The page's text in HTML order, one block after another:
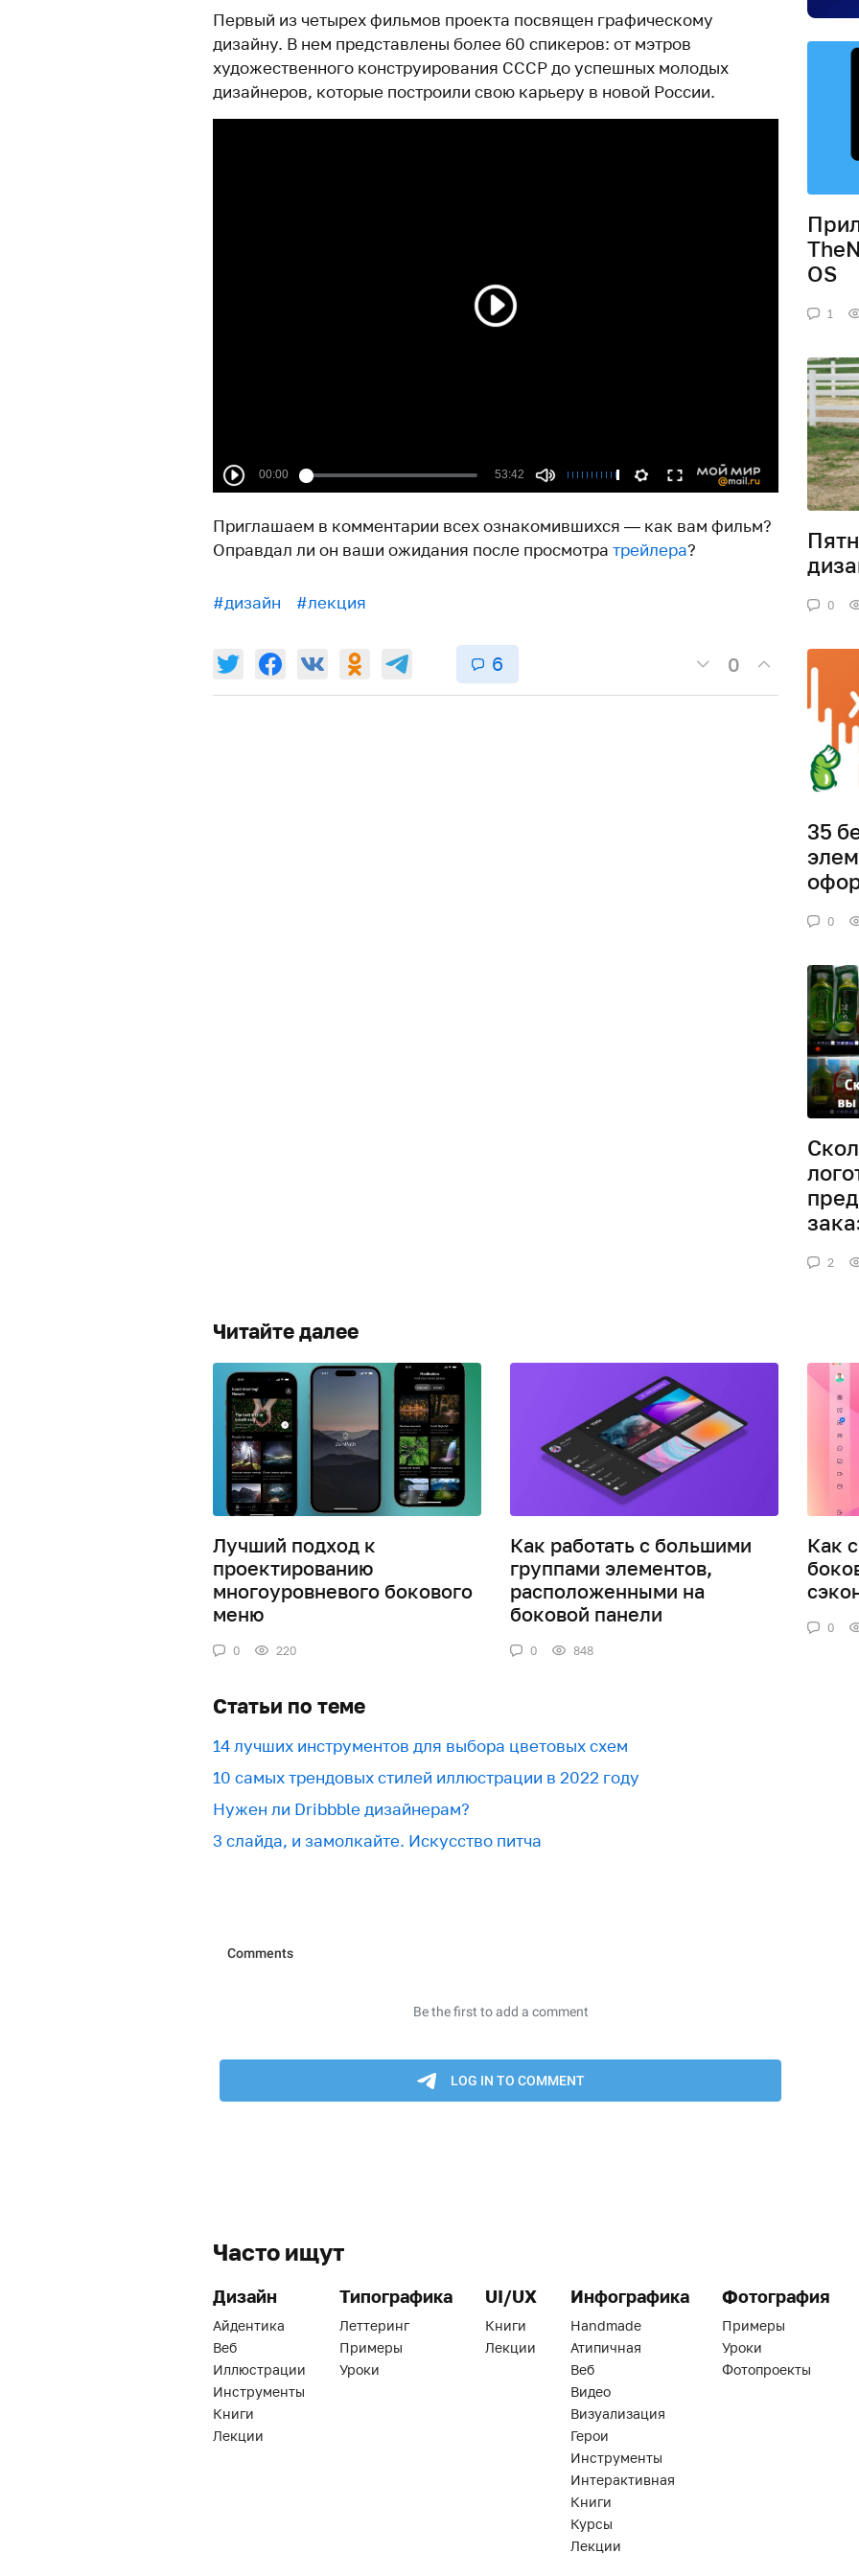
Первый из четырех фильмов проекта посвящен графическому
дизайну. В нем представлены более 60 спикеров: от мэтров
художественного конструирования СССР до успешных молодых
дизайнеров, которые построили свою карьеру в новой России.
Приглашаем в комментарии всех ознакомившихся — как вам фильм?
Оправдал ли он ваши ожидания после просмотра трейлера?
#дизайн #лекция
6 0
OS
1
0
35
0
2
Читайте далее
Лучший подход к
проектированию
многоуровневого бокового
меню
0 220
Как работать с большими
группами элементов,
расположенными на
боковой панели
0 848
Как
0
Статьи по теме
​​14 лучших инструментов для выбора цветовых схем
10 самых трендовых стилей иллюстрации в 2022 году
Нужен ли Dribbble дизайнерам?
3 слайда, и замолкайте. Искусство питча
Часто ищут
Дизайн
Айдентика
Веб
Иллюстрации
Инструменты
Книги
Лекции
Типографика
Леттеринг
Примеры
Уроки
UI/UX
Книги
Лекции
Инфографика
Handmade
Атипичная
Веб
Видео
Визуализация
Герои
Инструменты
Интерактивная
Книги
Курсы
Лекции
Фотография
Примеры
Уроки
Фотопроекты